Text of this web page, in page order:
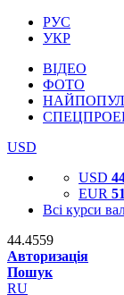
РУС
УКР
ВІДЕО
ФОТО
USD
USD
EUR
Всі курси
44.4559
Авторизація
Пошук
RU